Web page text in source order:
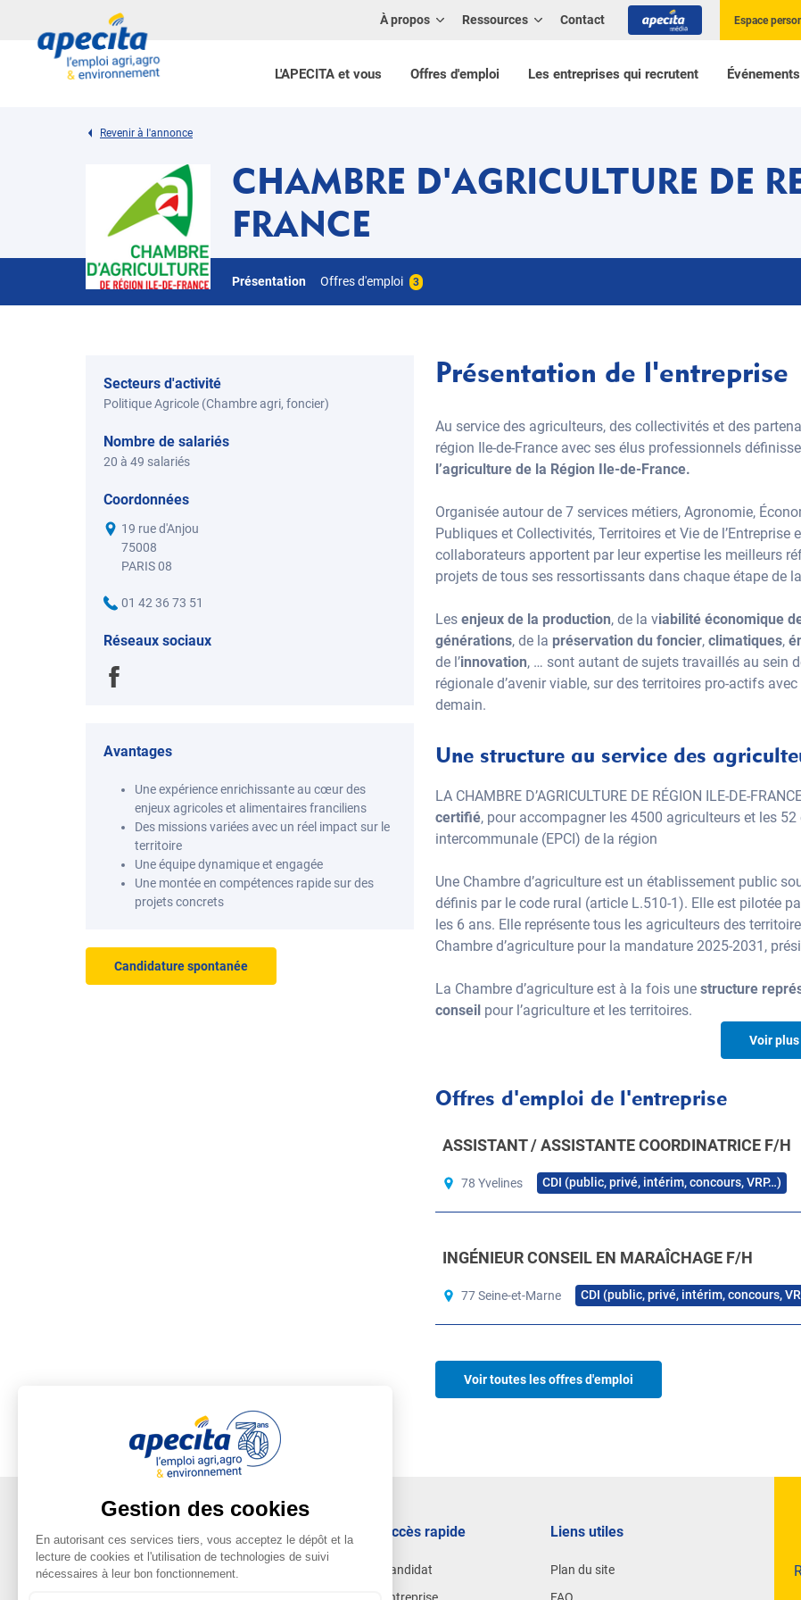
L'APECITA et vous Offres d'emploi Les entreprises qui recrutent Événements
À propos Ressources Contact Espace
Revenir à l'annonce
CHAMBRE D'AGRICULTURE DE
FRANCE
Présentation Offres d'emploi 3
Secteurs d'activité
Politique Agricole (Chambre agri, foncier)
Nombre de salariés
20 à 49 salariés
Coordonnées
19 rue d'Anjou
75008
PARIS 08
01 42 36 73 51
Réseaux sociaux
Avantages
Une expérience enrichissante au cœur des
enjeux agricoles et alimentaires franciliens
Des missions variées avec un réel impact sur le
territoire
Une équipe dynamique et engagée
Une montée en compétences rapide sur des
projets concrets
Candidature spontanée
Présentation de l'entreprise
Au service des agriculteurs, des collectivités et des
région Ile-de-France avec ses élus professionnels
l’agriculture de la Région Ile-de-France.
Organisée autour de 7 services métiers, Agronomie,
Publiques et Collectivités, Territoires et Vie de l’Entreprise
collaborateurs apportent par leur expertise les meilleurs
projets de tous ses ressortissants dans chaque étape de
Les enjeux de la production, de la viabilité économique
générations, de la préservation du foncier, climatiques,
de l’innovation, … sont autant de sujets travaillés au sein
régionale d’avenir viable, sur des territoires pro-actifs
demain.
Une structure au service des
LA CHAMBRE D’AGRICULTURE DE RÉGION ILE-DE-
certifié, pour accompagner les 4500 agriculteurs et les
intercommunale (EPCI) de la région
Une Chambre d’agriculture est un établissement public
définis par le code rural (article L.510-1). Elle est pilotée
les 6 ans. Elle représente tous les agriculteurs des
Chambre d’agriculture pour la mandature 2025-2031,
La Chambre d’agriculture est à la fois une structure
conseil pour l’agriculture et les territoires.
Voir plus
Un outil au service de la profession
130 candidats à l’installation accompagnés par an
+ de 250 agriculteurs bio accompagnés chaque année
technique en agriculture biologique)
2020
accompagner le développement des projets de territoire
assurer des missions de service public
Offres d'emploi de l'entreprise
ASSISTANT / ASSISTANTE COORDINATRICE F/H
78 Yvelines CDI (public, privé, intérim, concours, VRP…)
INGÉNIEUR CONSEIL EN MARAÎCHAGE F/H
77 Seine-et-Marne CDI (public, privé, intérim, concours,
Voir toutes les offres d'emploi
Accès rapide
Candidat
Liens utiles
Plan du site